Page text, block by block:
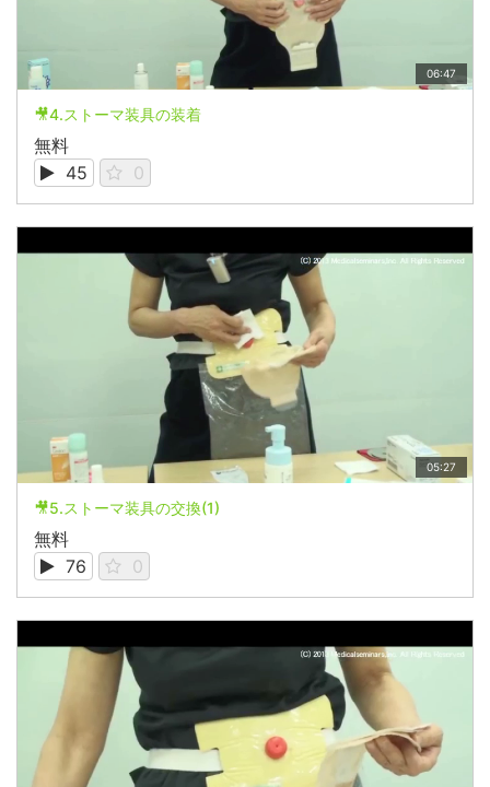
06:47
🎥4.ストーマ装具の装着
無料
45
0
05:27
🎥5.ストーマ装具の交換(1)
無料
76
0